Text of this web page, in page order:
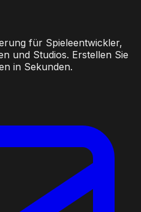
für Spieleentwickler,
und Studios. Erstellen Sie
in Sekunden.